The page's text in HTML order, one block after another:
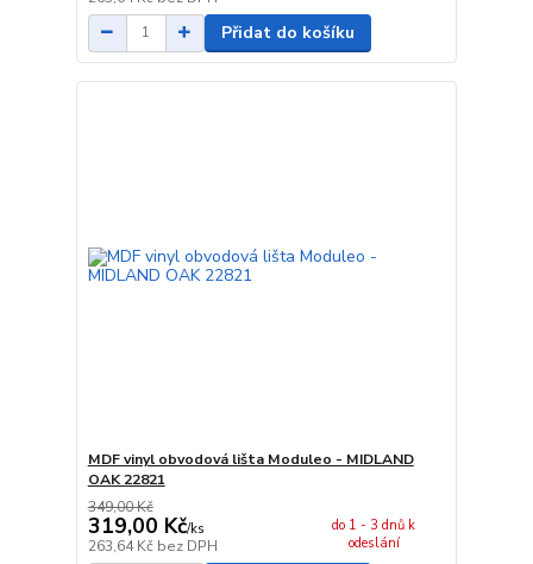
Přidat do košíku
MDF vinyl obvodová lišta Moduleo - MIDLAND
OAK 22821
349,00 Kč
319,00 Kč/ks
263,64 Kč bez DPH
do 1 - 3 dnů k
odeslání